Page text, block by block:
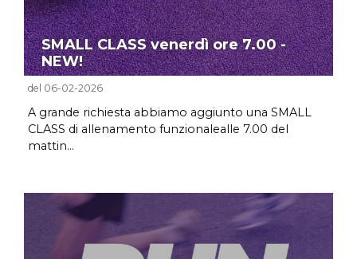
SMALL CLASS venerdì ore 7.00 -
NEW!
del 06-02-2026
A grande richiesta abbiamo aggiunto una SMALL
CLASS di allenamento funzionalealle 7.00 del
mattin...